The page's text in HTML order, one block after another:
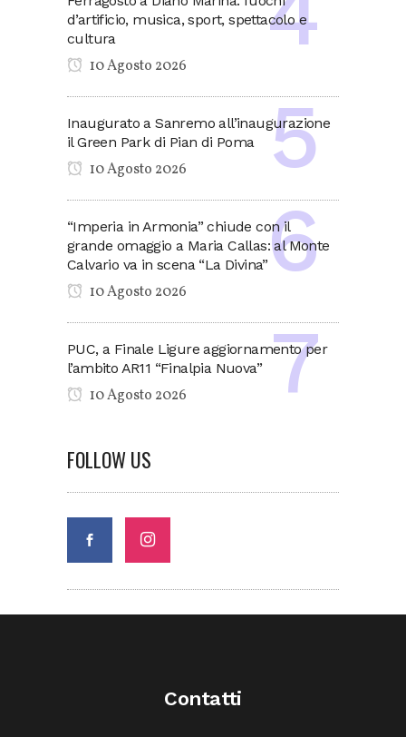
d’artificio, musica, sport, spettacolo e
cultura
10 Agosto 2026
Inaugurato a Sanremo all’inaugurazione
il Green Park di Pian di Poma
10 Agosto 2026
“Imperia in Armonia” chiude con il
grande omaggio a Maria Callas: al Monte
Calvario va in scena “La Divina”
10 Agosto 2026
PUC, a Finale Ligure aggiornamento per
l’ambito AR11 “Finalpia Nuova”
10 Agosto 2026
FOLLOW US
Contatti